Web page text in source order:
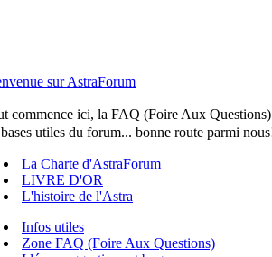
sur AstraForum
commence ici, la FAQ (Foire Aux
utiles du forum... bonne route parmi
La Charte d'AstraForum
LIVRE D'OR
L'histoire de l'Astra
Infos utiles
Zone FAQ (Foire Aux Questions)